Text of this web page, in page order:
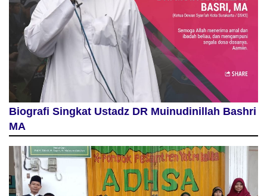
Biografi Singkat Ustadz DR Muinudinillah Bashri
MA